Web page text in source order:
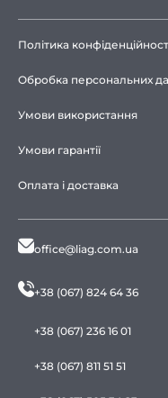
Політика
Обробка персональних
Умови використання
Умови гарантії
Оплата і доставка
office@liag.com.ua
+38 (067) 824 64 36
+38 (067) 236 16 01
+38 (067) 811 51 51